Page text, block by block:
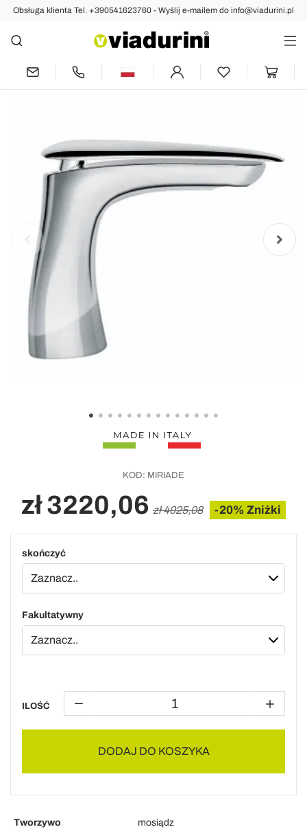
Obsługa klienta Tel. +390541623760 - Wyślij e-mailem do info@viadurini.pl
Indietro Poprzedni następny
Bateria umywalkowa nablatowa z
mosiądzu Made in Italy - Miriade
KOD: MIRIADE
zł 3220,06 zł 4025,08 -20% Zniżki
skończyć
Fakultatywny
ILOŚĆ
DODAJ DO KOSZYKA
Tworzywo
mosiądz